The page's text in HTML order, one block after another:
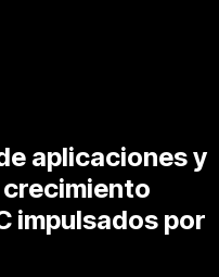
aplicaciones y
impulsados por